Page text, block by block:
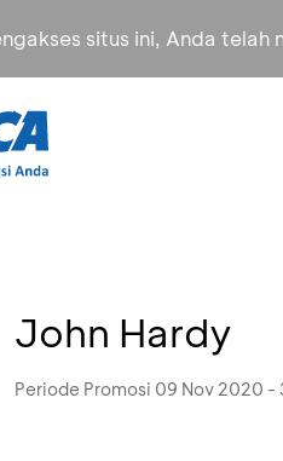
situs ini, Anda telah
John Hardy
Periode Promosi 09 Nov 2020 -